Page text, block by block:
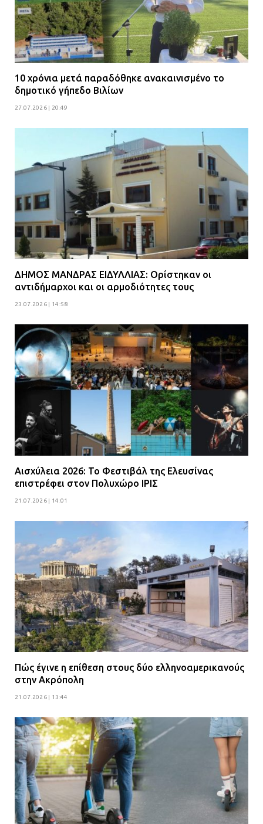
10 χρόνια μετά παραδόθηκε ανακαινισμένο το
δημοτικό γήπεδο Βιλίων
27.07.2026 | 20:49
ΔΗΜΟΣ ΜΑΝΔΡΑΣ ΕΙΔΥΛΛΙΑΣ: Ορίστηκαν οι
αντιδήμαρχοι και οι αρμοδιότητες τους
23.07.2026 | 14:58
Αισχύλεια 2026: Το Φεστιβάλ της Ελευσίνας
επιστρέφει στον Πολυχώρο ΙΡΙΣ
21.07.2026 | 14:01
Πώς έγινε η επίθεση στους δύο ελληνοαμερικανούς
στην Ακρόπολη
21.07.2026 | 13:44